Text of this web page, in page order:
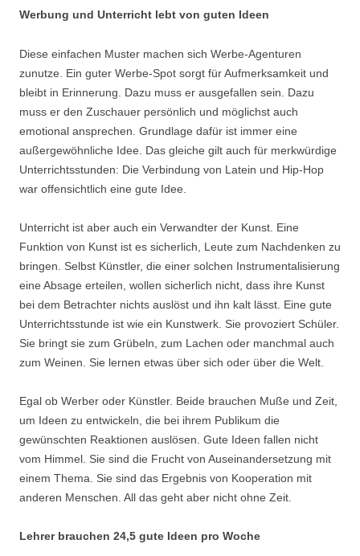
Werbung und Unterricht lebt von guten Ideen
Diese einfachen Muster machen sich Werbe-Agenturen
zunutze. Ein guter Werbe-Spot sorgt für Aufmerksamkeit und
bleibt in Erinnerung. Dazu muss er ausgefallen sein. Dazu
muss er den Zuschauer persönlich und möglichst auch
emotional ansprechen. Grundlage dafür ist immer eine
außergewöhnliche Idee. Das gleiche gilt auch für merkwürdige
Unterrichtsstunden: Die Verbindung von Latein und Hip-Hop
war offensichtlich eine gute Idee.
Unterricht ist aber auch ein Verwandter der Kunst. Eine
Funktion von Kunst ist es sicherlich, Leute zum Nachdenken zu
bringen. Selbst Künstler, die einer solchen Instrumentalisierung
eine Absage erteilen, wollen sicherlich nicht, dass ihre Kunst
bei dem Betrachter nichts auslöst und ihn kalt lässt. Eine gute
Unterrichtsstunde ist wie ein Kunstwerk. Sie provoziert Schüler.
Sie bringt sie zum Grübeln, zum Lachen oder manchmal auch
zum Weinen. Sie lernen etwas über sich oder über die Welt.
Egal ob Werber oder Künstler. Beide brauchen Muße und Zeit,
um Ideen zu entwickeln, die bei ihrem Publikum die
gewünschten Reaktionen auslösen. Gute Ideen fallen nicht
vom Himmel. Sie sind die Frucht von Auseinandersetzung mit
einem Thema. Sie sind das Ergebnis von Kooperation mit
anderen Menschen. All das geht aber nicht ohne Zeit.
Lehrer brauchen 24,5 gute Ideen pro Woche